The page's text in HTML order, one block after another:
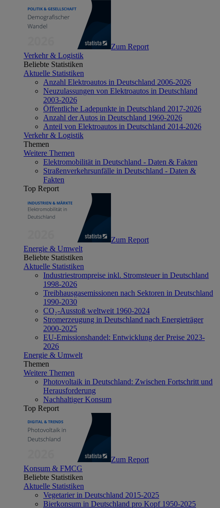
Zum Report
Verkehr & Logistik
Beliebte Statistiken
Aktuelle Statistiken
Anzahl Elektroautos in Deutschland 2006-2026
Neuzulassungen von Elektroautos in Deutschland
2003-2026
Öffentliche Ladepunkte in Deutschland 2017-2026
Anzahl der Autos in Deutschland 1960-2026
Anteil von Elektroautos in Deutschland 2014-2026
Verkehr & Logistik
Themen
Weitere Themen
Elektromobilität in Deutschland - Daten & Fakten
Straßenverkehrsunfälle in Deutschland - Daten &
Fakten
Top Report
Zum Report
Energie & Umwelt
Beliebte Statistiken
Aktuelle Statistiken
Industriestrompreise inkl. Stromsteuer in Deutschland
1998-2026
Treibhausgasemissionen nach Sektoren in Deutschland
1990-2030
CO₂-Ausstoß weltweit 1960-2024
Stromerzeugung in Deutschland nach Energieträger
2000-2025
EU-Emissionshandel: Entwicklung der Preise 2023-
2026
Energie & Umwelt
Themen
Weitere Themen
Photovoltaik in Deutschland: Zwischen Fortschritt und
Herausforderung
Nachhaltiger Konsum
Top Report
Zum Report
Konsum & FMCG
Beliebte Statistiken
Aktuelle Statistiken
Vegetarier in Deutschland 2015-2025
Bierkonsum in Deutschland pro Kopf 1950-2025